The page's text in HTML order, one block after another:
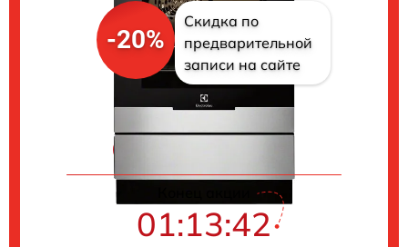
-20%
Скидка по
предварительной
записи на сайте
01:13:41